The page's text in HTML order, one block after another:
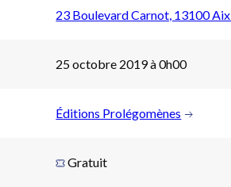
23 Boulevard Carnot, 13100
25 octobre 2019 à 0h00
Éditions Prolégomènes
Gratuit